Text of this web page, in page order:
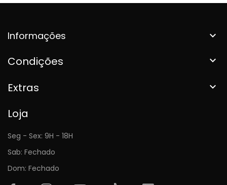
Informações 
Condições 
Extras 
Loja
Seg - Sex: 9H - 18H
Sab: Fechado
Dom: Fechado